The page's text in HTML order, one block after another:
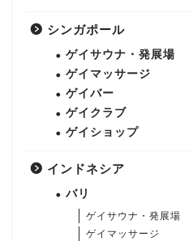
シンガポール
ゲイサウナ・発展場
ゲイマッサージ
ゲイバー
ゲイクラブ
ゲイショップ
インドネシア
バリ
ゲイサウナ・発展場
ゲイマッサージ